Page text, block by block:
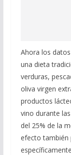
Ahora los
una dieta
verduras,
oliva virgen
productos
vino durante
del 25% de la
efecto también